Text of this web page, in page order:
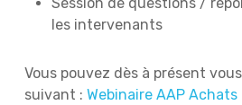
les intervenants
Vous pouvez dès à présent
suivant : Webinaire AAP